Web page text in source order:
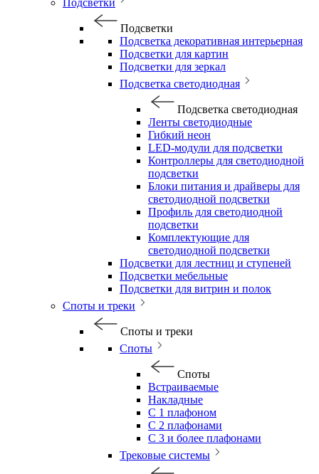
Подсветки
Подсветки
Подсветка декоративная интерьерная
Подсветки для картин
Подсветки для зеркал
Подсветка светодиодная
Подсветка светодиодная
Ленты светодиодные
Гибкий неон
LED-модули для подсветки
Контроллеры для светодиодной
подсветки
Блоки питания и драйверы для
светодиодной подсветки
Профиль для светодиодной
подсветки
Комплектующие для
светодиодной подсветки
Подсветки для лестниц и ступеней
Подсветки мебельные
Подсветки для витрин и полок
Споты и треки
Споты и треки
Споты
Споты
Встраиваемые
Накладные
С 1 плафоном
С 2 плафонами
С 3 и более плафонами
Трековые системы